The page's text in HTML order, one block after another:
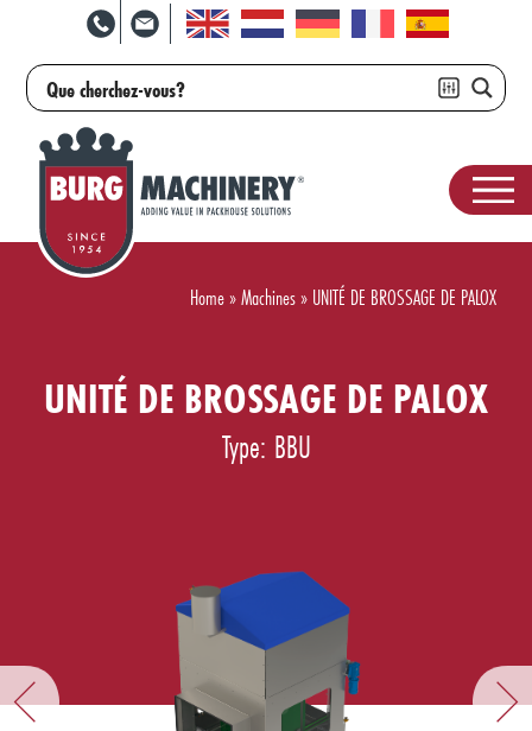
Home»Machines» UNITÉ DE BROSSAGE DE PALOX
UNITÉ DE BROSSAGE DE PALOX
Type: BBU